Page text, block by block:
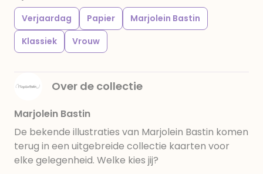
Verjaardag Papier
Marjolein Bastin
Klassiek
Vrouw
Over de collectie
Marjolein Bastin
De bekende illustraties van Marjolein Bastin komen
terug in een uitgebreide collectie kaarten voor
elke gelegenheid. Welke kies jij?